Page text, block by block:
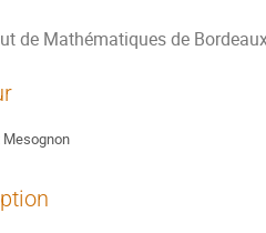
de Mathématiques de
Mesognon